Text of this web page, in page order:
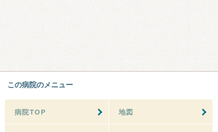
この病院のメニュー
病院TOP 地図